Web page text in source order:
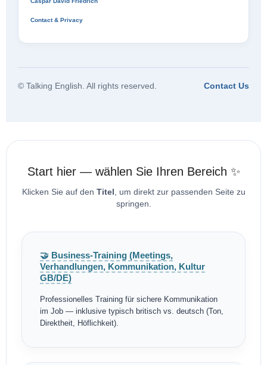
Contact & Privacy
© Talking English. All rights reserved. Contact Us
Start hier — wählen Sie Ihren Bereich ✨
Klicken Sie auf den Titel , um direkt zur passenden Seite zu
springen.
🤝 Business-Training (Meetings,
Verhandlungen, Kommunikation, Kultur
GB/DE)
Professionelles Training für sichere Kommunikation
im Job — inklusive typisch britisch vs. deutsch (Ton,
Direktheit, Höflichkeit).